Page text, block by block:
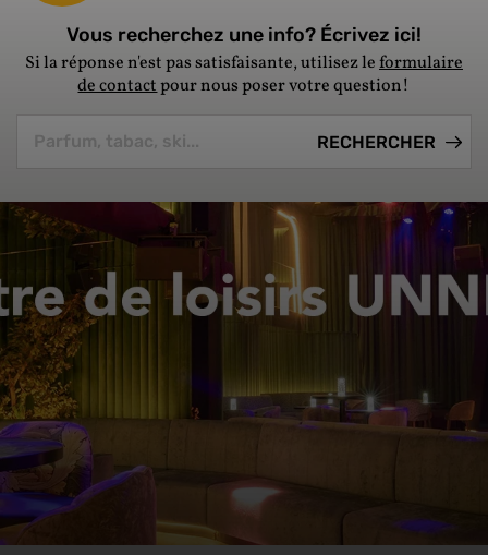
Vous recherchez une info? Écrivez ici!
Si la réponse n'est pas satisfaisante, utilisez leformulaire
de contactpour nous poser votre question!